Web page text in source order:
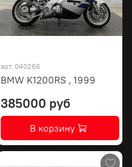
арт. 040266
BMW K1200RS , 1999
385000 руб
В корзину